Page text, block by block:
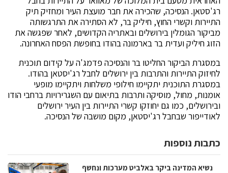
רג'סטאן. הנסיכה, שהכירה את חבר מועצת העיר ומחזיק תיק
התיירות וקשרי החוץ, חיליק בר, לא הסתירה את התרגשותה
מביקור הגומלין בירושלים ובאתריה הקדושים, לאחר שפגשה את
הזוג חיליק ועדית בר בארמונה בהודו בחופשת הפסח האחרונה.
במסגרת הביקור החליטו בר והנסיכה פדמג'ה על קידום תוכנית
לחיזוק התיירות והתרבות בין ירושלים לחבל רג'יסטאן בהודו.
במסגרת התוכנית יתקיימו חילופי משלחות ויתקיימו מופעי
אומנות, מחול, מוסיקה ותרבות בתיאום עם השגרירויות ברחבי הודו
ובירושלים, כמו גם יחוזקו קשרי התיירות בין העיר ירושלים
לאודייפור שבחבל רג'יסטאן, מקום מושבה של הנסיכה.
כתבות נוספות
נשיא המדינה ביקר באלביט מערכות ונחשף